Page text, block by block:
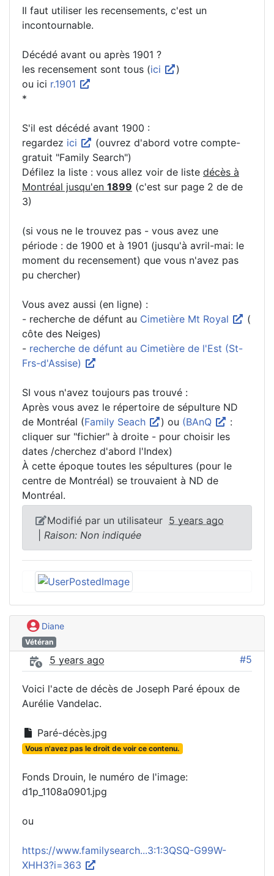
Il faut utiliser les recensements, c'est un
incontournable.
Décédé avant ou après 1901 ?
les recensement sont tous (ici
)
ou ici r.1901
*
S'il est décédé avant 1900 :
regardez ici
(ouvrez d'abord votre compte-
gratuit "Family Search")
Défilez la liste : vous allez voir de liste décès à
Montréal jusqu'en 1899 (c'est sur page 2 de de
3)
(si vous ne le trouvez pas - vous avez une
période : de 1900 et à 1901 (jusqu'à avril-mai: le
moment du recensement) que vous n'avez pas
pu chercher)
Vous avez aussi (en ligne) :
- recherche de défunt au Cimetière Mt Royal
(
côte des Neiges)
- recherche de défunt au Cimetière de l'Est (St-
Frs-d'Assise)
SI vous n'avez toujours pas trouvé :
Après vous avez le répertoire de sépulture ND
de Montréal (Family Seach ) ou (BAnQ
:
cliquer sur "fichier" à droite - pour choisir les
dates /cherchez d'abord l'Index)
À cette époque toutes les sépultures (pour le
centre de Montréal) se trouvaient à ND de
Montréal.
Modifié par un utilisateur 5 years ago
Raison: Non indiquée
Diane
Vétéran
5 years ago #5
Voici l'acte de décès de Joseph Paré époux de
Aurélie Vandelac.
Paré-décès.jpg
Vous n'avez pas le droit de voir ce contenu.
Fonds Drouin, le numéro de l'image:
d1p_1108a0901.jpg
ou
https://www.familysearch...3:1:3QSQ-G99W-
XHH3?i=363